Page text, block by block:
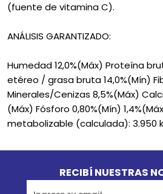
(fuente de vitamina C).
ANÁLISIS GARANTIZADO:
Humedad 12,0%(Máx) Proteína
etéreo / grasa bruta 14,0%(Mín)
Minerales/Cenizas 8,5%(Máx)
(Máx) Fósforo 0,80%(Mín)
metabolizable (calculada): 3.950
RECIBÍ NUESTRAS